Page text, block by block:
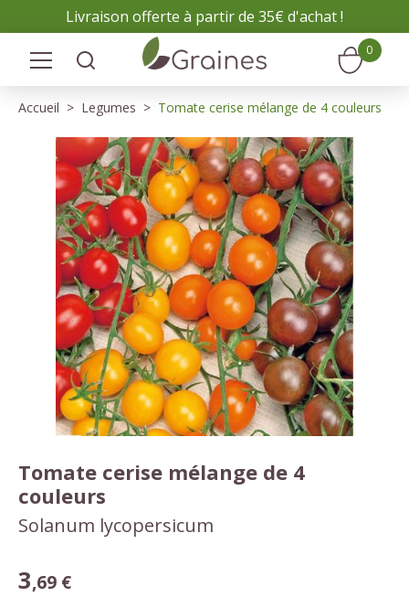
Livraison offerte à partir de 35€ d'achat !
0
Accueil Legumes Tomate cerise mélange de 4 couleurs
Tomate cerise mélange de 4
couleurs
Solanum lycopersicum
3,69 €
Panneau de gestion des cookies